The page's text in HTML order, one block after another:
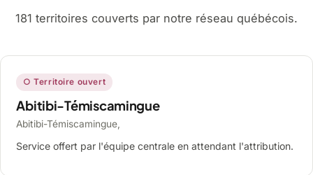
181 territoires couverts par notre réseau québécois.
○ Territoire ouvert
Abitibi-Témiscamingue
Abitibi-Témiscamingue,
Service offert par l'équipe centrale en attendant l'attribution.